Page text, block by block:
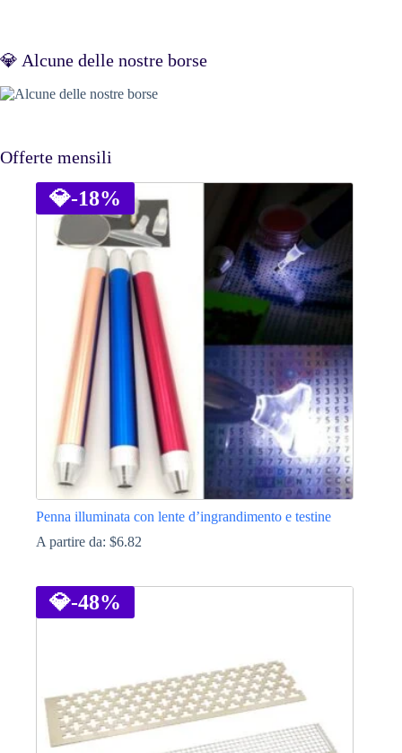
💎 Alcune delle nostre borse
Offerte mensili
💎-18%
Penna illuminata con lente d’ingrandimento e testine
A partire da: $6.82
prodotto
più
essere
scelte
nella
pagina
💎-48%